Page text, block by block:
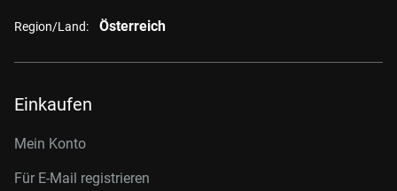
Region/Land: Österreich
Einkaufen
Mein Konto
Für E-Mail registrieren